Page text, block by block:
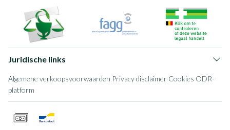
Juridische links
Algemene verkoopsvoorwaarden Privacy disclaimer Cookies ODR-
platform